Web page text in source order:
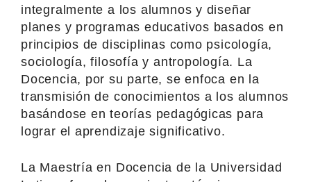
integralmente a los alumnos y diseñar
planes y programas educativos basados en
principios de disciplinas como psicología,
sociología, filosofía y antropología. La
Docencia, por su parte, se enfoca en la
transmisión de conocimientos a los alumnos
basándose en teorías pedagógicas para
lograr el aprendizaje significativo.
La Maestría en Docencia de la Universidad